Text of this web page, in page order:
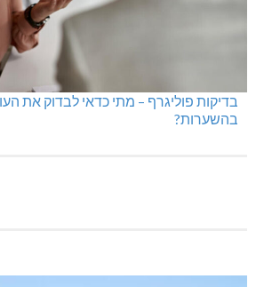
בדיקות פוליגרף במקומות עבודה – לא